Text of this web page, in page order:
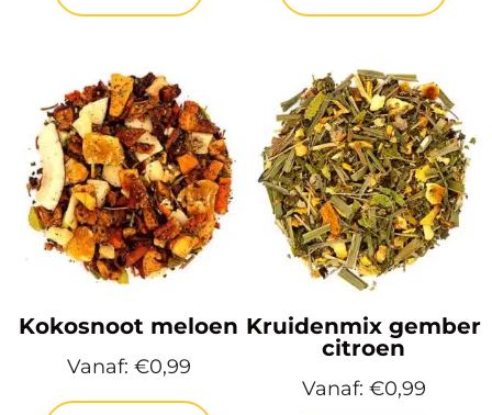
Kokosnoot meloen
Vanaf: €0,99
Kruidenmix gember
citroen
Vanaf: €0,99